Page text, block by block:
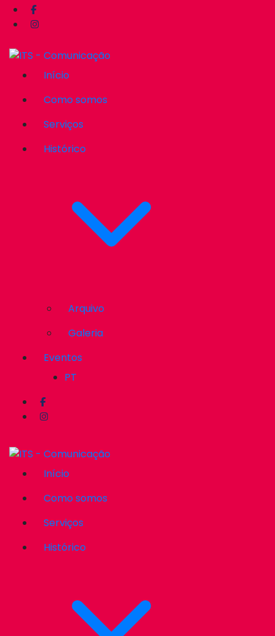
Início
Como somos
Serviços
Histórico
Arquivo
Galeria
Eventos
PT
Início
Como somos
Serviços
Histórico